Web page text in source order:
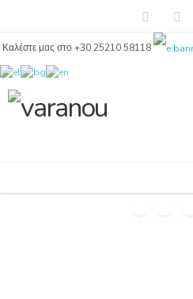
Καλέστε μας στο +30 25210 58118